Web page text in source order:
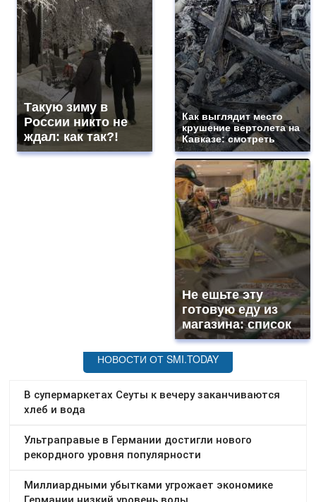
Такую зиму в
России никто не
ждал: как так?!
Как выглядит место
крушение вертолета на
Кавказе: смотреть
Не ешьте эту
готовую еду из
магазина: список